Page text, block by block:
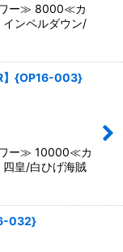
ー≫ 8000≪カ
ンペルダウン/
】{OP16-003}
ー≫ 10000≪カ
皇/白ひげ海賊
032}